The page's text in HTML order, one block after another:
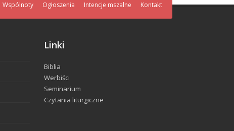
Wspólnoty Ogłoszenia Intencje mszalne Kontakt
Linki
Biblia
Werbiści
Seminarium
Czytania liturgiczne